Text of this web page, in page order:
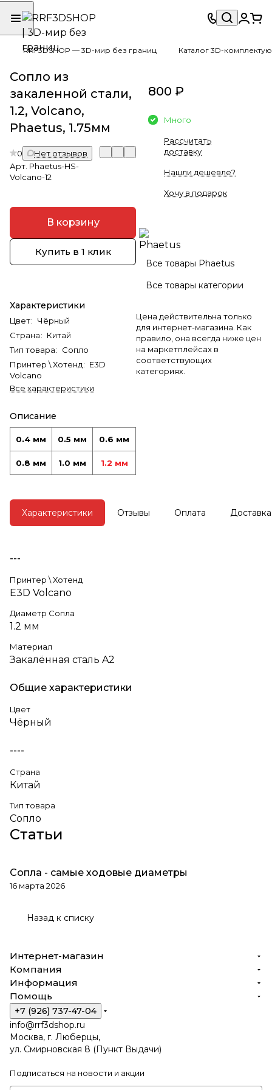
RRF3DSHOP — 3D-мир без границ Каталог 3D-
Сопло из
закаленной стали,
1.2, Volcano,
Phaetus, 1.75мм
0
Нет отзывов
Арт. Phaetus-HS-
Volcano-12
В корзину
Купить в 1 клик
Характеристики
Цвет: Чёрный
Страна: Китай
Тип товара: Сопло
Принтер \ Хотенд: E3D
Volcano
Все характеристики
Описание
0.4 мм 0.5 мм 0.6 мм
0.8 мм 1.0 мм 1.2 мм
800 ₽
Много
Рассчитать
доставку
Нашли дешевле?
Хочу в подарок
Все товары Phaetus
Все товары категории
Цена действительна только
для интернет-магазина. Как
правило, она всегда ниже цен
на маркетплейсах в
соответствующих
категориях.
Характеристики Отзывы Оплата Доставка
---
Принтер \ Хотенд
E3D Volcano
Диаметр Сопла
1.2 мм
Материал
Закалённая сталь A2
Общие характеристики
Цвет
Чёрный
----
Страна
Китай
Тип товара
Сопло
Статьи
Обзоры товаров
Сопла - самые ходовые диаметры
16 марта 2026
Назад к списку
Интернет-магазин
Компания
Информация
Помощь
+7 (926) 737-47-04
info@rrf3dshop.ru
Москва, г. Люберцы,
ул. Смирновская 8 (Пункт Выдачи)
Подписаться на новости и акции